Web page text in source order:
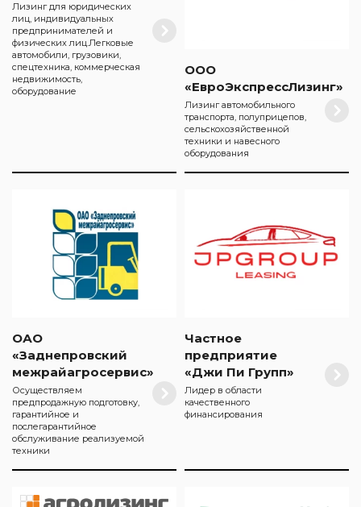
Лизинг для юридических
лиц, индивидуальных
предпринимателей и
физических лиц.Легковые
автомобили, грузовики,
спецтехника, коммерческая
недвижимость,
оборудование
ООО
«ЕвроЭкспрессЛизинг»
Лизинг автомобильного
транспорта, полуприцепов,
сельскохозяйственной
техники и навесного
оборудования
ОАО
«Заднепровский
межрайагросервис»
Осуществляем
предпродажную подготовку,
гарантийное и
послегарантийное
обслуживание реализуемой
техники
Частное
предприятие
«Джи Пи Групп»
Лидер в области
качественного
финансирования